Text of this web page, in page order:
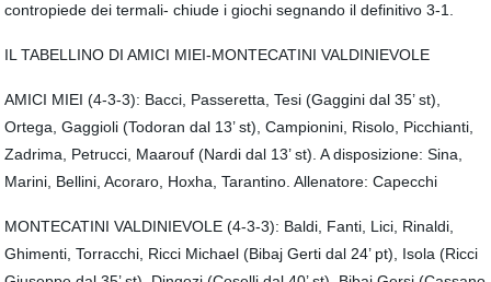
contropiede dei termali- chiude i giochi segnando il definitivo 3-1.
IL TABELLINO DI AMICI MIEI-MONTECATINI VALDINIEVOLE
AMICI MIEI (4-3-3): Bacci, Passeretta, Tesi (Gaggini dal 35’ st),
Ortega, Gaggioli (Todoran dal 13’ st), Campionini, Risolo, Picchianti,
Zadrima, Petrucci, Maarouf (Nardi dal 13’ st). A disposizione: Sina,
Marini, Bellini, Acoraro, Hoxha, Tarantino. Allenatore: Capecchi
MONTECATINI VALDINIEVOLE (4-3-3): Baldi, Fanti, Lici, Rinaldi,
Ghimenti, Torracchi, Ricci Michael (Bibaj Gerti dal 24’ pt), Isola (Ricci